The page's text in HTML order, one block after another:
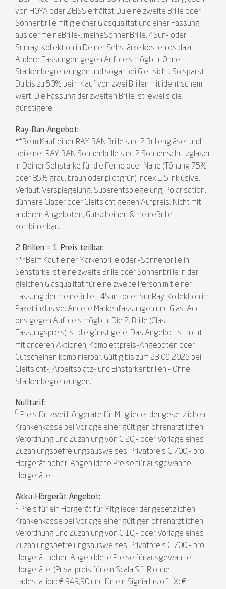
von HOYA oder ZEISS erhältst Du eine zweite Brille oder
Sonnenbrille mit gleicher Glasqualität und einer Fassung
aus der meineBrille-, meineSonnenBrille, 4Sun- oder
Sunray-Kollektion in Deiner Sehstärke kostenlos dazu –
Andere Fassungen gegen Aufpreis möglich. Ohne
Stärkenbegrenzungen und sogar bei Gleitsicht. So sparst
Du bis zu 50% beim Kauf von zwei Brillen mit identischem
Wert. Die Fassung der zweiten Brille ist jeweils die
günstigere.
Ray-Ban-Angebot:
**Beim Kauf einer RAY-BAN Brille sind 2 Brillengläser und
bei einer RAY-BAN Sonnenbrille sind 2 Sonnenschutzgläser
in Deiner Sehstärke für die Ferne oder Nähe (Tönung 75%
oder 85% grau, braun oder pilotgrün) Index 1.5 inklusive.
Verlauf, Verspiegelung, Superentspiegelung, Polarisation,
dünnere Gläser oder Gleitsicht gegen Aufpreis. Nicht mit
anderen Angeboten, Gutscheinen & meineBrille
kombinierbar.
2 Brillen = 1 Preis teilbar:
***Beim Kauf einer Markenbrille oder -Sonnenbrille in
Sehstärke ist eine zweite Brille oder Sonnenbrille in der
gleichen Glasqualität für eine zweite Person mit einer
Fassung der meineBrille-, 4Sun- oder SunRay-Kollektion im
Paket inklusive. Andere Markenfassungen und Glas-Add-
ons gegen Aufpreis möglich. Die 2. Brille (Glas +
Fassungspreis) ist die günstigere. Das Angebot ist nicht
mit anderen Aktionen, Komplettpreis-Angeboten oder
Gutscheinen kombinierbar. Gültig bis zum 23.09.2026 bei
Gleitsicht-, Arbeitsplatz- und Einstärkenbrillen - Ohne
Stärkenbegrenzungen.
Nulltarif:
0 Preis für zwei Hörgeräte für Mitglieder der gesetzlichen
Krankenkasse bei Vorlage einer gültigen ohrenärztlichen
Verordnung und Zuzahlung von € 20,- oder Vorlage eines
Zuzahlungsbefreiungsausweises. Privatpreis € 700,- pro
Hörgerät höher. Abgebildete Preise für ausgewählte
Hörgeräte.
Akku-Hörgerät Angebot:
1 Preis für ein Hörgerät für Mitglieder der gesetzlichen
Krankenkasse bei Vorlage einer gültigen ohrenärztlichen
Verordnung und Zuzahlung von € 10,- oder Vorlage eines
Zuzahlungsbefreiungsausweises. Privatpreis € 700,- pro
Hörgerät höher. Abgebildete Preise für ausgewählte
Hörgeräte. (Privatpreis für ein Scala S 1 R ohne
Ladestation: € 949,90 und für ein Signia Insio 1 IX: €